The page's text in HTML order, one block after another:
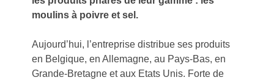
moulins à poivre et sel.
Aujourd’hui, l’entreprise distribue ses produits
en Belgique, en Allemagne, au Pays-Bas, en
Grande-Bretagne et aux Etats Unis. Forte de